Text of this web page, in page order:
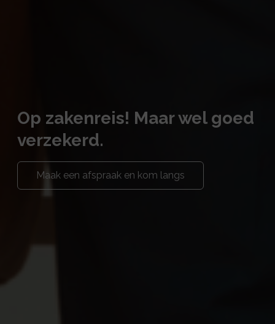
Op zakenreis! Maar wel goed
verzekerd.
Maak een afspraak en kom langs